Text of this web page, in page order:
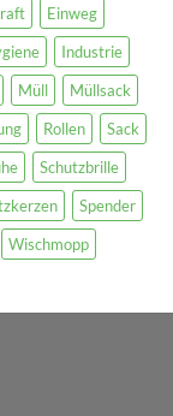
Einweg
Industrie
Müll
Müllsack
Rollen
Sack
Schutzbrille
Spender
Wischmopp